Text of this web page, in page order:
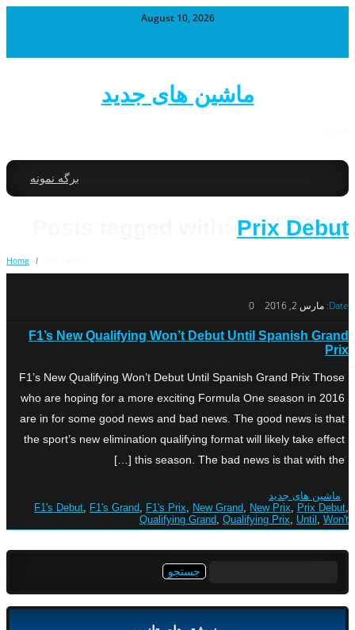
August 10, 2026
ماشین های جدید
برگه نمونه
Prix Debut
Home /
Date: مارس 2, 2016 0
F1’s New Qualifying Won’t Debut Until Spanish Grand
Prix
F1’s New Qualifying Won’t Debut Until Spanish Grand Prix Those
who are hoping for a more exciting Formula One season in 2016
are in for some good news and bad news. The good news is that
the sport’s new elimination qualifying format will likely take effect
this season. The bad news is that with the […]
ماشین های جدید
F1's Debut, F1's Grand, F1's Prix, New Grand, New Prix, Prix Debut,
Qualifying Grand, Qualifying Prix, Until , Won't